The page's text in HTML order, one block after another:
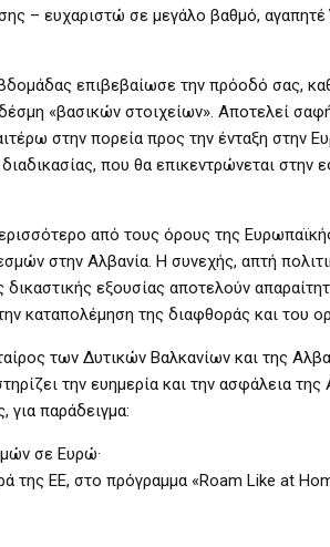
– ευχαριστώ σε μεγάλο βαθμό,
επιβεβαίωσε την πρόοδό σας,
«βασικών στοιχείων». Αποτελεί
στην πορεία προς την ένταξη στην
που θα επικεντρώνεται στην
από τους όρους της
στην Αλβανία. Η συνεχής, απτή
εξουσίας αποτελούν
καταπολέμηση της διαφθοράς και του
των Δυτικών Βαλκανίων και της
την ευημερία και την ασφάλεια
για παράδειγμα:
σε Ευρώ·
της ΕΕ, στο πρόγραμμα «Roam Like at